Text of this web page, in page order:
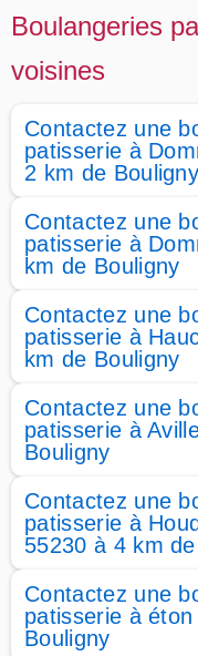
Boulangeries
voisines
Contactez une
patisserie à
2 km de Bouligny
Contactez une
patisserie à
km de Bouligny
Contactez une
patisserie à
km de Bouligny
Contactez une
patisserie à
Bouligny
Contactez une
patisserie à
55230 à 4 km
Contactez une
patisserie à
Bouligny